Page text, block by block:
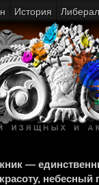
—
небесный
История